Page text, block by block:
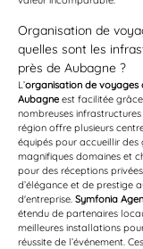
Organisation de
quelles sont les
près de Aubagne ?
L’organisation de voyages
Aubagne est facilitée
nombreuses
région offre plusieurs
équipés pour accueillir des
magnifiques domaines et
pour des réceptions
d’élégance et de prestige
d'entreprise. Symfonia
étendu de partenaires
meilleures installations
réussite de l’événement.